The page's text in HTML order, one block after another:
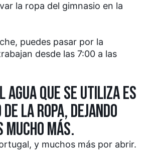
la ropa del gimnasio en la
puedes pasar por la
desde las 7:00 a las
AGUA QUE SE UTILIZA ES
LA ROPA, DEJANDO
MUCHO MÁS.
y muchos más por abrir.